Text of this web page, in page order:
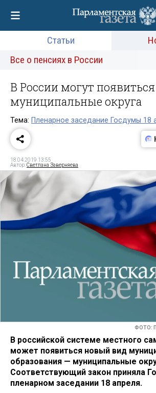
Статьи
Все о пенсиях в России
В России могут появиться
муниципальные округа
Тема: Пленарное заседание Госдумы 18
18.04.2019 13:55
Автор:Светлана Заверняева
ФОТО:
В российской системе местного
может появиться новый вид
образования — муниципальные
Соответствующий закон приняла
пленарном заседании 18 апреля.